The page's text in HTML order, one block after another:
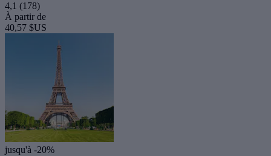
4,1 (178)
À partir de
40,57 $US
jusqu'à -20%